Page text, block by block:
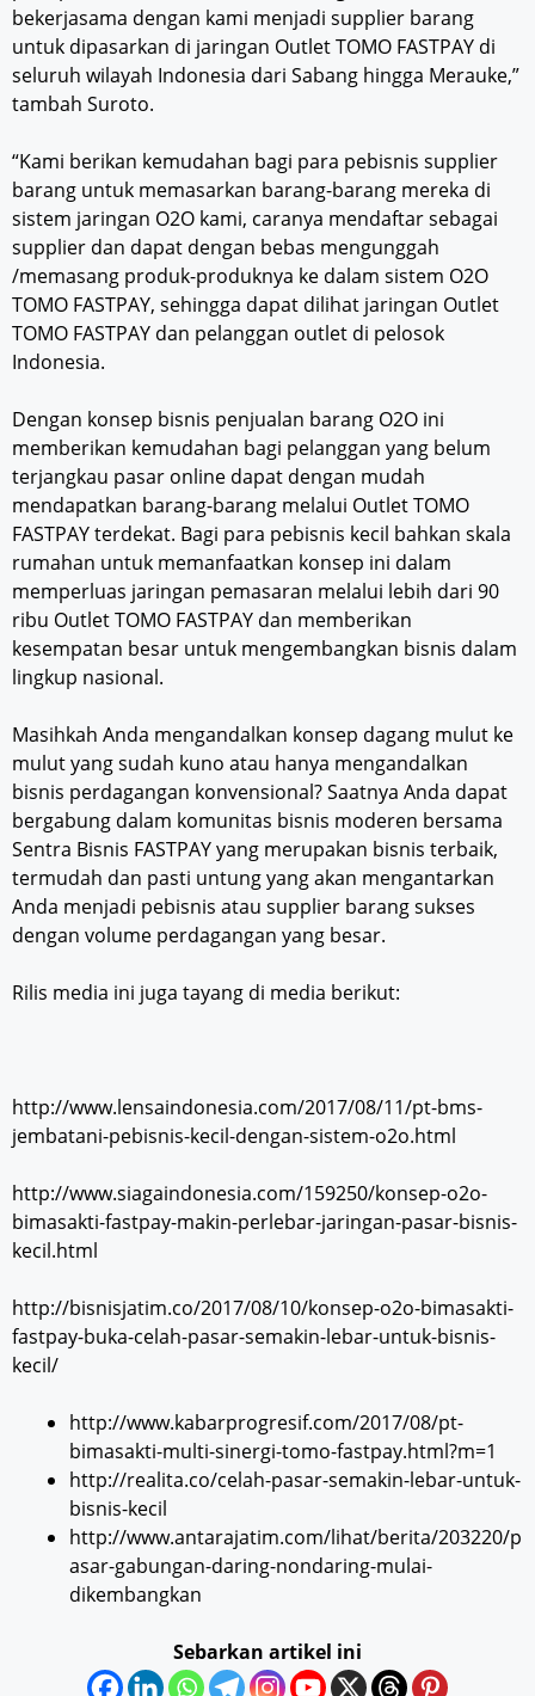
bekerjasama dengan kami menjadi supplier barang
untuk dipasarkan di jaringan Outlet TOMO FASTPAY di
seluruh wilayah Indonesia dari Sabang hingga Merauke,”
tambah Suroto.
“Kami berikan kemudahan bagi para pebisnis supplier
barang untuk memasarkan barang-barang mereka di
sistem jaringan O2O kami, caranya mendaftar sebagai
supplier dan dapat dengan bebas mengunggah
/memasang produk-produknya ke dalam sistem O2O
TOMO FASTPAY, sehingga dapat dilihat jaringan Outlet
TOMO FASTPAY dan pelanggan outlet di pelosok
Indonesia.
Dengan konsep bisnis penjualan barang O2O ini
memberikan kemudahan bagi pelanggan yang belum
terjangkau pasar online dapat dengan mudah
mendapatkan barang-barang melalui Outlet TOMO
FASTPAY terdekat. Bagi para pebisnis kecil bahkan skala
rumahan untuk memanfaatkan konsep ini dalam
memperluas jaringan pemasaran melalui lebih dari 90
ribu Outlet TOMO FASTPAY dan memberikan
kesempatan besar untuk mengembangkan bisnis dalam
lingkup nasional.
Masihkah Anda mengandalkan konsep dagang mulut ke
mulut yang sudah kuno atau hanya mengandalkan
bisnis perdagangan konvensional? Saatnya Anda dapat
bergabung dalam komunitas bisnis moderen bersama
Sentra Bisnis FASTPAY yang merupakan bisnis terbaik,
termudah dan pasti untung yang akan mengantarkan
Anda menjadi pebisnis atau supplier barang sukses
dengan volume perdagangan yang besar.
Rilis media ini juga tayang di media berikut:
http://www.lensaindonesia.com/2017/08/11/pt-bms-
jembatani-pebisnis-kecil-dengan-sistem-o2o.html
http://www.siagaindonesia.com/159250/konsep-o2o-
bimasakti-fastpay-makin-perlebar-jaringan-pasar-bisnis-
kecil.html
http://bisnisjatim.co/2017/08/10/konsep-o2o-bimasakti-
fastpay-buka-celah-pasar-semakin-lebar-untuk-bisnis-
kecil/
http://www.kabarprogresif.com/2017/08/pt-
bimasakti-multi-sinergi-tomo-fastpay.html?m=1
http://realita.co/celah-pasar-semakin-lebar-untuk-
bisnis-kecil
http://www.antarajatim.com/lihat/berita/203220/p
asar-gabungan-daring-nondaring-mulai-
dikembangkan
Sebarkan artikel ini